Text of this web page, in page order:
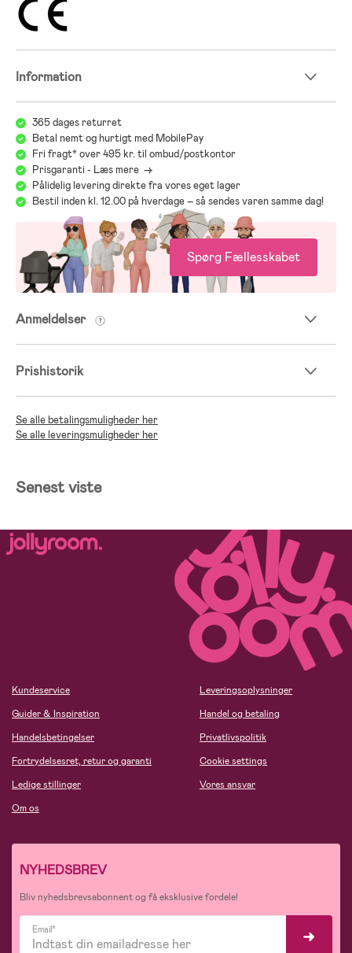
Information
365 dages returret
Betal nemt og hurtigt med MobilePay
Fri fragt* over 495 kr. til ombud/postkontor
Prisgaranti - Læs mere ->
Pålidelig levering direkte fra vores eget lager
Bestil inden kl. 12.00 på hverdage – så sendes varen samme dag!
Spørg Fællesskabet
Anmeldelser
Prishistorik
Se alle betalingsmuligheder her
Se alle leveringsmuligheder her
Senest viste
Kundeservice
Guider & Inspiration
Handelsbetingelser
Fortrydelsesret, retur og garanti
Ledige stillinger
Om os
Leveringsoplysninger
Handel og betaling
Privatlivspolitik
Cookie settings
Vores ansvar
NYHEDSBREV
Bliv nyhedsbrevsabonnent og få eksklusive fordele!
Email*